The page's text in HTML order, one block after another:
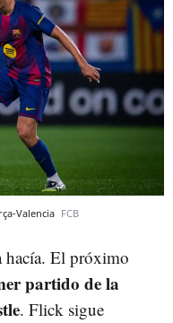
Valencia FCB
hacía. El próximo
partido de la
. Flick sigue